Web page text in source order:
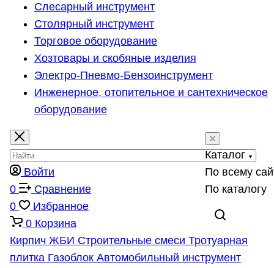
Слесарный инструмент
Столярный инструмент
Торговое оборудование
Хозтовары и скобяные изделия
Электро-Пневмо-Бензоинструмент
Инженерное, отопительное и сантехническое
оборудование
Каталог
По всему
По каталогу
Войти
0
Сравнение
0
Избранное
0 Корзина
Кирпич ЖБИ Строительные смеси Тротуарная
плитка Газоблок Автомобильный инструмент